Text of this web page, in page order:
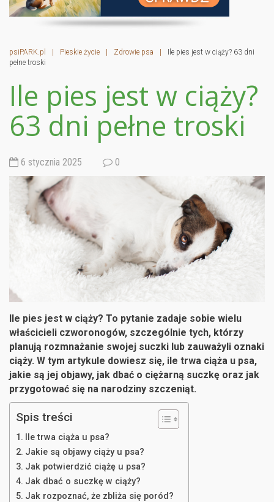
psiPARK.pl | Pieskie życie | Zdrowie psa |
Ile pies jest w ciąży? 63 dni
pełne troski
Ile pies jest w ciąży?
63 dni pełne troski
6 stycznia 2025 0
Ile pies jest w ciąży? To pytanie zadaje sobie wielu
właścicieli czworonogów, szczególnie tych, którzy
planują rozmnażanie swojej suczki lub zauważyli oznaki
ciąży. W tym artykule dowiesz się, ile trwa ciąża u psa,
jakie są jej objawy, jak dbać o ciężarną suczkę oraz jak
przygotować się na narodziny szczeniąt.
Spis treści
Ile trwa ciąża u psa?
Jakie są objawy ciąży u psa?
Jak potwierdzić ciążę u psa?
Jak dbać o suczkę w ciąży?
Jak rozpoznać, że zbliża się poród?